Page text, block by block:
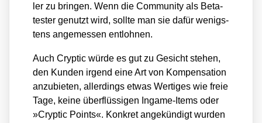
ler zu brin­gen. Wenn die Com­mu­ni­ty als Beta­
tes­ter genutzt wird, soll­te man sie dafür wenigs­
tens ange­mes­sen ent­loh­nen.
Auch Cryp­tic wür­de es gut zu Gesicht ste­hen,
den Kun­den irgend eine Art von Kom­pen­sa­ti­on
anzu­bie­ten, aller­dings etwas Wer­ti­ges wie freie
Tage, kei­ne über­flüs­si­gen Ingame-Items oder
»Cryp­tic Points«. Kon­kret ange­kün­digt wur­den